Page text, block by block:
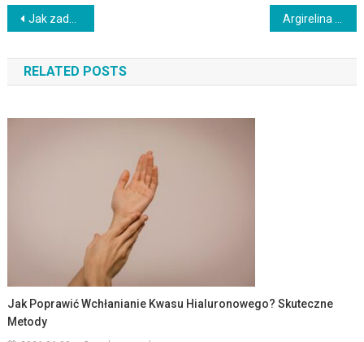
Nawigacja
wpisu
Jak zadbać o puszące się włosy? Poznaj skuteczne kosmetyki
RELATED POSTS
Jak Poprawić Wchłanianie Kwasu Hialuronowego? Skuteczne
Metody